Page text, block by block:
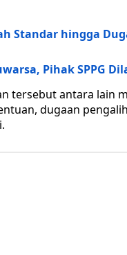
Standar hingga
Pihak SPPG
tersebut antara lain
dugaan